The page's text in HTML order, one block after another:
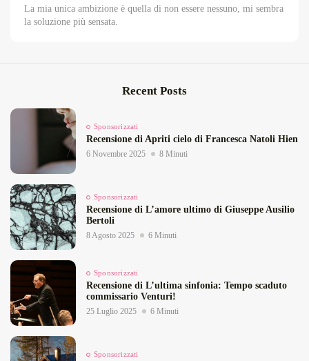
La mia unica ambizione è quella di non essere nessuno, mi sembra
la soluzione più sensata.
Recent Posts
Sponsorizzati
Recensione di Apriti cielo di Francesca Natoli Hien
6 Novembre 2025 8 Minuti
Sponsorizzati
Recensione di L’amore ultimo di Giuseppe Ausilio
Bertoli
8 Agosto 2025 6 Minuti
Sponsorizzati
Recensione di L’ultima sinfonia: Tempo scaduto
commissario Venturi!
25 Luglio 2025 6 Minuti
Sponsorizzati